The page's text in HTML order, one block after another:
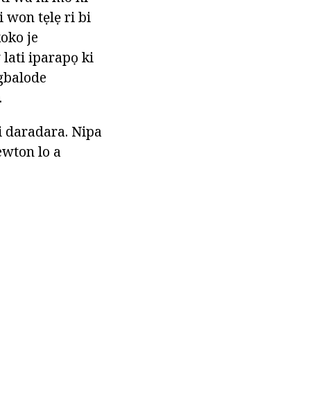
won tẹlẹ ri bi
je
lati iparapọ ki
daradara. Nipa
lo a